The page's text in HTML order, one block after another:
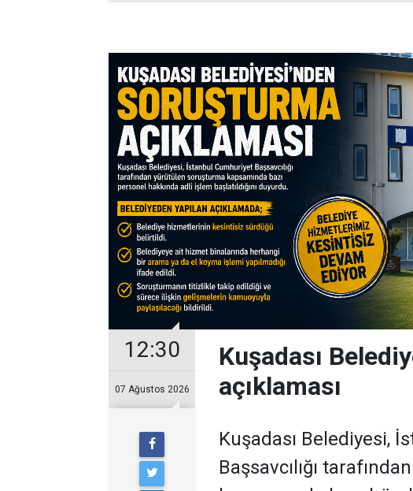
12:30
07 Ağustos 2026
Kuşadası
açıklaması
Kuşadası Belediyesi,
Başsavcılığı